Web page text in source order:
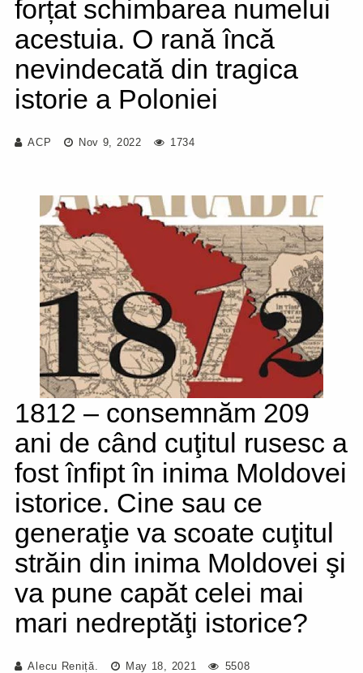
forțat schimbarea numelui
acestuia. O rană încă
nevindecată din tragica
istorie a Poloniei
ACP Nov 9, 2022 1734
1812 – consemnăm 209
ani de când cuţitul rusesc a
fost înfipt în inima Moldovei
istorice. Cine sau ce
generaţie va scoate cuţitul
străin din inima Moldovei şi
va pune capăt celei mai
mari nedreptăţi istorice?
Alecu Reniță. May 18, 2021 5508